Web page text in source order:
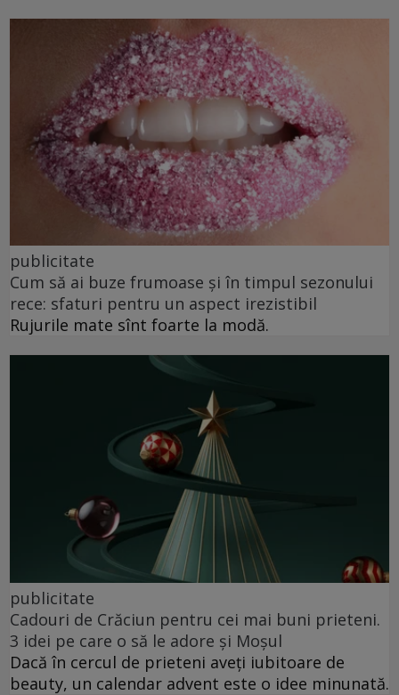
publicitate
Cum să ai buze frumoase şi în timpul sezonului
rece: sfaturi pentru un aspect irezistibil
Rujurile mate sînt foarte la modă.
publicitate
Cadouri de Crăciun pentru cei mai buni prieteni.
3 idei pe care o să le adore și Moșul
Dacă în cercul de prieteni aveți iubitoare de
beauty, un calendar advent este o idee minunată.